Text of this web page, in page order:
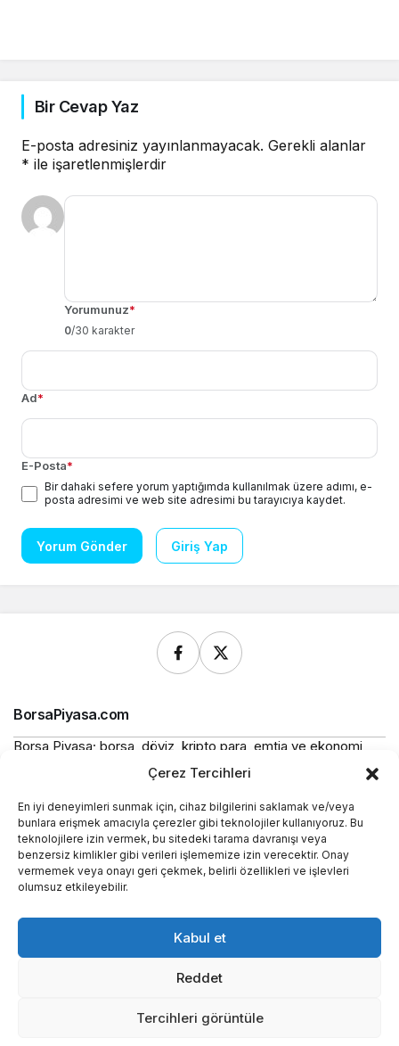
Çerez Tercihleri
En iyi deneyimleri sunmak için, cihaz bilgilerini saklamak ve/veya
bunlara erişmek amacıyla çerezler gibi teknolojiler kullanıyoruz. Bu
teknolojilere izin vermek, bu sitedeki tarama davranışı veya
benzersiz kimlikler gibi verileri işlememize izin verecektir. Onay
vermemek veya onayı geri çekmek, belirli özellikleri ve işlevleri
olumsuz etkileyebilir.
Kabul et
Reddet
Tercihleri görüntüle
Bir Cevap Yaz
E-posta adresiniz yayınlanmayacak. Gerekli alanlar
* ile işaretlenmişlerdir
Yorumunuz*
0/30 karakter
Ad*
E-Posta*
Bir dahaki sefere yorum yaptığımda kullanılmak üzere adımı, e-
posta adresimi ve web site adresimi bu tarayıcıya kaydet.
Yorum Gönder Giriş Yap
BorsaPiyasa.com
Borsa Piyasa; borsa, döviz, kripto para, emtia ve ekonomi
alanlarında güncel haberler, piyasa verileri ve bilgilendirici
içerikler sunan bağımsız bir dijital yayın platformudur.
Bu sitede yer alan içerikler bilgilendirme amaçlıdır ve
yatırım tavsiyesi niteliği taşımaz.
Yasal
Kurumsal
İletişim